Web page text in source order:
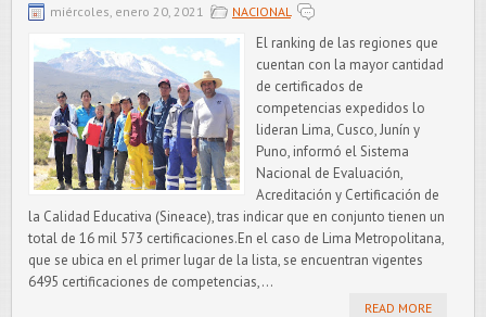
miércoles, enero 20, 2021 NACIONAL
El ranking de las regiones que
cuentan con la mayor cantidad
de certificados de
competencias expedidos lo
lideran Lima, Cusco, Junín y
Puno, informó el Sistema
Nacional de Evaluación,
Acreditación y Certificación de
la Calidad Educativa (Sineace), tras indicar que en conjunto tienen un
total de 16 mil 573 certificaciones.En el caso de Lima Metropolitana,
que se ubica en el primer lugar de la lista, se encuentran vigentes
6495 certificaciones de competencias,...
READ MORE